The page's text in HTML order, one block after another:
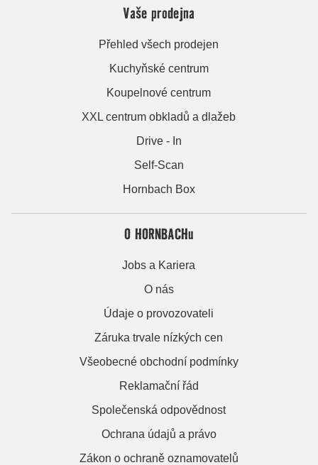
Vaše prodejna
Přehled všech prodejen
Kuchyňské centrum
Koupelnové centrum
XXL centrum obkladů a dlažeb
Drive - In
Self-Scan
Hornbach Box
O HORNBACHu
Jobs a Kariera
O nás
Údaje o provozovateli
Záruka trvale nízkých cen
Všeobecné obchodní podmínky
Reklamační řád
Společenská odpovědnost
Ochrana údajů a právo
Zákon o ochraně oznamovatelů